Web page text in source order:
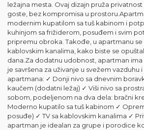
ležajna mesta. Ovaj dizajn pruža
goste, bez kompromisa u
modernim kupatilom sa tuš kabinom i
kuhinjom sa frižiderom, posuđem i svim
pripremu obroka. Takođe, u apartmanu se
kablovskim kanalima, kako biste se
dana.Za dodatnu udobnost, apartman ima
je savršena za uživanje u svežem vazduhu
apartmana: ✓ Donji nivo sa dnevnim
kaučem (dodatni ležaj) ✓ Viši nivo sa
sobom, podeljenom na dva dela: bračni
Moderno kupatilo sa tuš kabinom ✓
posuđe) ✓ TV sa kablovskim kanalima ✓
apartman je idealan za grupe i porodice